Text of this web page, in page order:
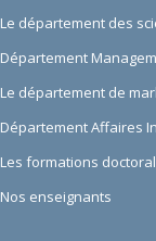
Le département des
Département
Le département de
Département Affaires
Les formations
Nos enseignants